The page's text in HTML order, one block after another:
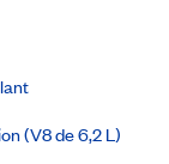
(V8 de 6,2 L)